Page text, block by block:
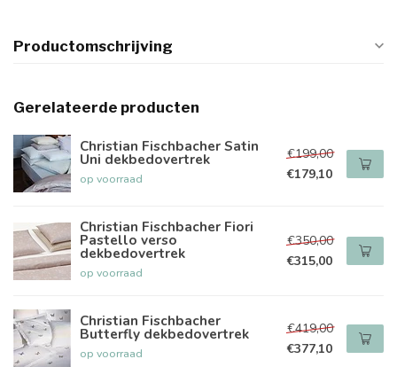
Productomschrijving
Gerelateerde producten
Christian Fischbacher Satin
Uni dekbedovertrek
op voorraad
€199,00
€179,10
Christian Fischbacher Fiori
Pastello verso
dekbedovertrek
op voorraad
€350,00
€315,00
Christian Fischbacher
Butterfly dekbedovertrek
op voorraad
€419,00
€377,10